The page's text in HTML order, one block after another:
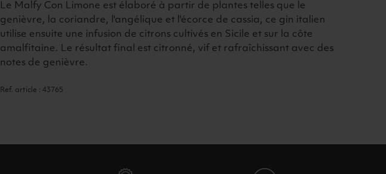
Le Malfy Con Limone est élaboré à partir de plantes telles que le
genièvre, la coriandre, l'angélique et l'écorce de cassia, ce gin italien
utilise ensuite une infusion de citrons cultivés en Sicile et sur la côte
amalfitaine. Le résultat final est citronné, vif et rafraîchissant avec des
notes de genièvre.
Ref. article : 43765